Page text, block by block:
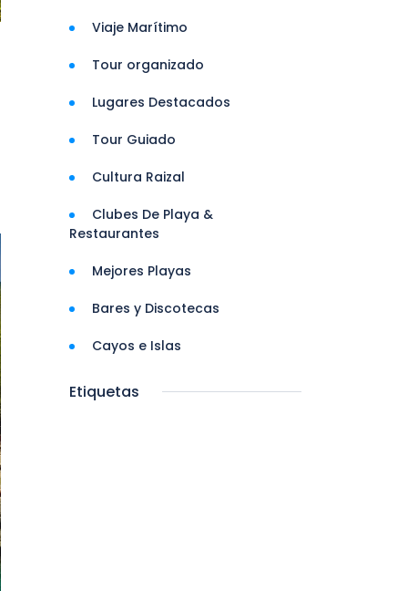
Viaje Marítimo
Tour organizado
Lugares Destacados
Tour Guiado
Cultura Raizal
Clubes De Playa &
Restaurantes
Mejores Playas
Bares y Discotecas
Cayos e Islas
Etiquetas